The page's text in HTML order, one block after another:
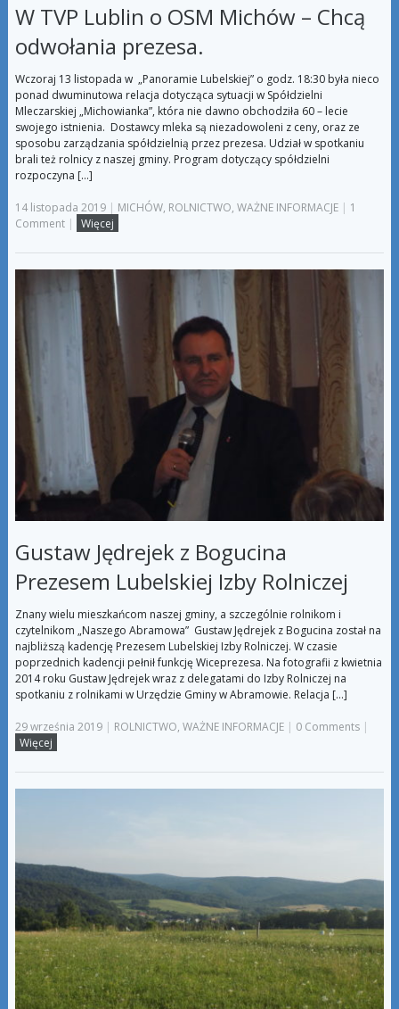
W TVP Lublin o OSM Michów – Chcą
odwołania prezesa.
Wczoraj 13 listopada w „Panoramie Lubelskiej” o godz. 18:30 była nieco
ponad dwuminutowa relacja dotycząca sytuacji w Spółdzielni
Mleczarskiej „Michowianka”, która nie dawno obchodziła 60 – lecie
swojego istnienia. Dostawcy mleka są niezadowoleni z ceny, oraz ze
sposobu zarządzania spółdzielnią przez prezesa. Udział w spotkaniu
brali też rolnicy z naszej gminy. Program dotyczący spółdzielni
rozpoczyna […]
14 listopada 2019| MICHÓW, ROLNICTWO, WAŻNE INFORMACJE | 1
Comment | Więcej
Gustaw Jędrejek z Bogucina
Prezesem Lubelskiej Izby Rolniczej
Znany wielu mieszkańcom naszej gminy, a szczególnie rolnikom i
czytelnikom „Naszego Abramowa” Gustaw Jędrejek z Bogucina został na
najbliższą kadencję Prezesem Lubelskiej Izby Rolniczej. W czasie
poprzednich kadencji pełnił funkcję Wiceprezesa. Na fotografii z kwietnia
2014 roku Gustaw Jędrejek wraz z delegatami do Izby Rolniczej na
spotkaniu z rolnikami w Urzędzie Gminy w Abramowie. Relacja […]
29 września 2019| ROLNICTWO, WAŻNE INFORMACJE | 0 Comments |
Więcej